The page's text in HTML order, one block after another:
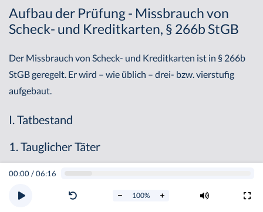
00:00/06:16
100%
Aufbau der Prüfung - Missbrauch von
Scheck- und Kreditkarten, § 266b StGB
Der Missbrauch von Scheck- und Kreditkarten ist in § 266b
StGB geregelt. Er wird – wie üblich – drei- bzw. vierstufig
aufgebaut.
I. Tatbestand
1. Tauglicher Täter
Der Missbrauch von Scheck- und Kreditkarten setzt im
Tatbestand zunächst einen tauglichen Täter voraus. Dies